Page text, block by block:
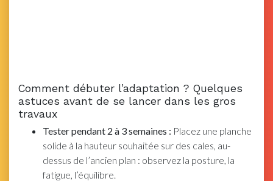
Comment débuter l’adaptation ? Quelques
astuces avant de se lancer dans les gros
travaux
Tester pendant 2 à 3 semaines : Placez une planche
solide à la hauteur souhaitée sur des cales, au-
dessus de l’ancien plan : observez la posture, la
fatigue, l’équilibre.